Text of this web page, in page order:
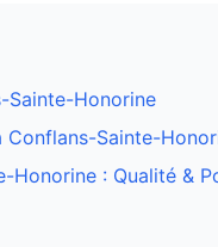
Sainte-Honorine
Conflans-Sainte-
Honorine : Qualité &